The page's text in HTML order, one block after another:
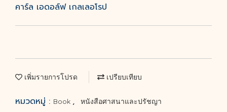
คาร์ล เอดอล์ฟ เกลเลอโรป
เพิ่มรายการโปรด เปรียบเทียบ
หมวดหมู่ : Book , หนังสือศาสนาและปรัชญา